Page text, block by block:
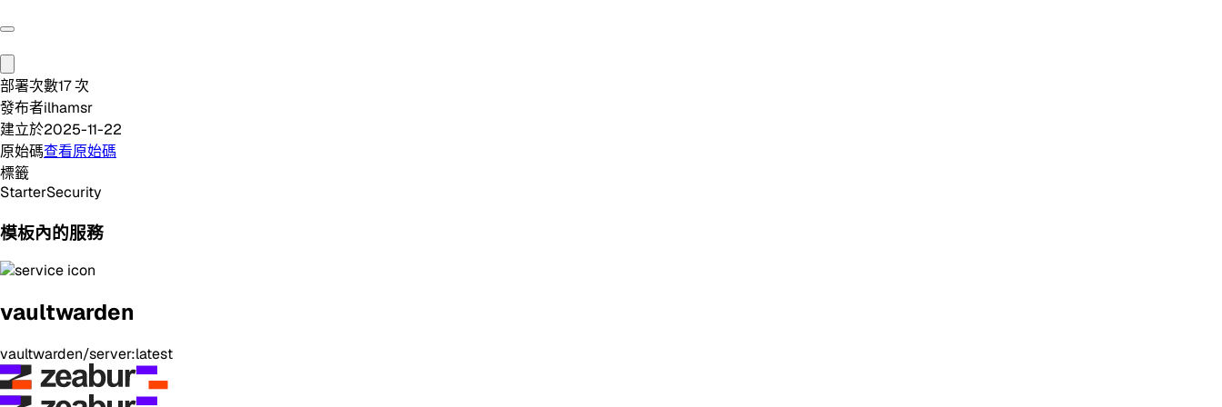
部署次數17次
發布者ilhamsr
建立於2025-11-22
原始碼查看原始碼
標籤
StarterSecurity
模板內的服務
vaultwarden
vaultwarden/server:latest